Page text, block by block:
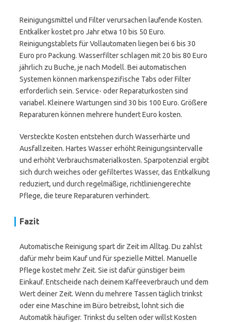
Reinigungsmittel und Filter verursachen laufende Kosten.
Entkalker kostet pro Jahr etwa 10 bis 50 Euro.
Reinigungstablets für Vollautomaten liegen bei 6 bis 30
Euro pro Packung. Wasserfilter schlagen mit 20 bis 80 Euro
jährlich zu Buche, je nach Modell. Bei automatischen
Systemen können markenspezifische Tabs oder Filter
erforderlich sein. Service- oder Reparaturkosten sind
variabel. Kleinere Wartungen sind 30 bis 100 Euro. Größere
Reparaturen können mehrere hundert Euro kosten.
Versteckte Kosten entstehen durch Wasserhärte und
Ausfallzeiten. Hartes Wasser erhöht Reinigungsintervalle
und erhöht Verbrauchsmaterialkosten. Sparpotenzial ergibt
sich durch weiches oder gefiltertes Wasser, das Entkalkung
reduziert, und durch regelmäßige, richtliniengerechte
Pflege, die teure Reparaturen verhindert.
Fazit
Automatische Reinigung spart dir Zeit im Alltag. Du zahlst
dafür mehr beim Kauf und für spezielle Mittel. Manuelle
Pflege kostet mehr Zeit. Sie ist dafür günstiger beim
Einkauf. Entscheide nach deinem Kaffeeverbrauch und dem
Wert deiner Zeit. Wenn du mehrere Tassen täglich trinkst
oder eine Maschine im Büro betreibst, lohnt sich die
Automatik häufiger. Trinkst du selten oder willst Kosten